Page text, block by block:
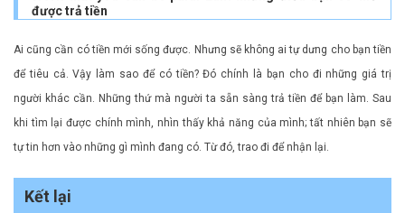
được trả tiền
Ai cũng cần có tiền mới sống được. Nhưng sẽ không ai tự dưng cho bạn tiền
để tiêu cả. Vậy làm sao để có tiền? Đó chính là bạn cho đi những giá trị
người khác cần. Những thứ mà người ta sẵn sàng trả tiền để bạn làm. Sau
khi tìm lại được chính mình, nhìn thấy khả năng của mình; tất nhiên bạn sẽ
tự tin hơn vào những gì mình đang có. Từ đó, trao đi để nhận lại.
Kết lại